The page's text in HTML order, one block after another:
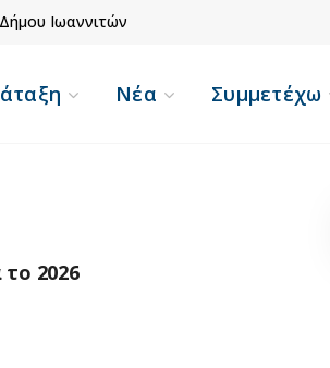
Ιωαννιτών
Νέα Συμμετέχω
2026